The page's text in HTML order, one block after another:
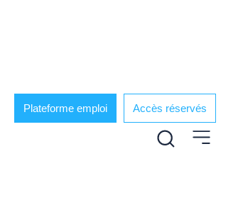
Plateforme emploi Accès réservés